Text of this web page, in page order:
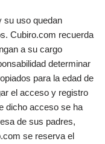
su uso quedan
Cubiro.com recuerda
a su cargo
determinar
para la edad de
el acceso y registro
dicho acceso se ha
de sus padres,
se reserva el